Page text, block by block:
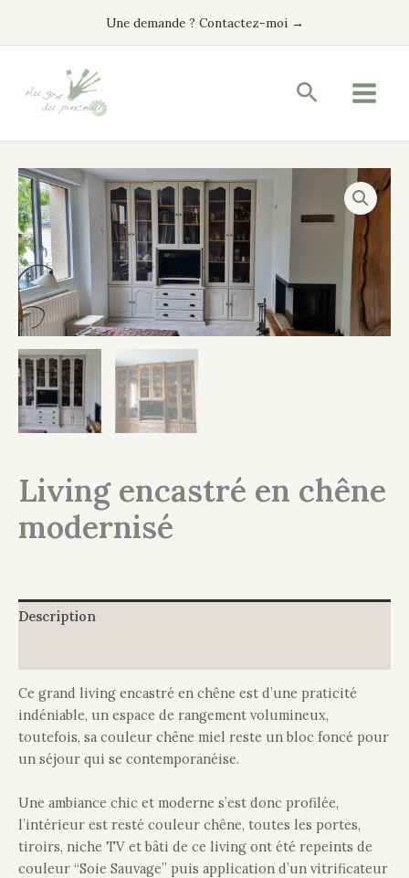
Une demande ? Contactez-moi →
Living encastré en chêne
modernisé
Description
Ce grand living encastré en chêne est d’une praticité
indéniable, un espace de rangement volumineux,
toutefois, sa couleur chêne miel reste un bloc foncé pour
un séjour qui se contemporanéise.
Une ambiance chic et moderne s’est donc profilée,
l’intérieur est resté couleur chêne, toutes les portes,
tiroirs, niche TV et bâti de ce living ont été repeints de
couleur “Soie Sauvage” puis application d’un vitrificateur